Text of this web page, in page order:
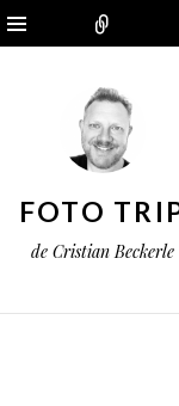
Widgets
FOTO
de Cristian Beckerle